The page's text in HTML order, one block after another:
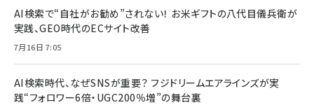
AI検索で“自社がお勧め”されない！ お米ギフトの八代目儀兵衛が
実践、GEO時代のECサイト改善
7月16日 7:05
AI検索時代、なぜSNSが重要？ フジドリームエアラインズが実
践“フォロワー6倍・UGC200％増”の舞台裏